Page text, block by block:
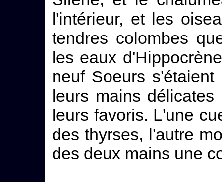
l'intérieur, et les
tendres colombes
les eaux
neuf Soeurs
leurs mains
leurs favoris. L'une
des thyrses, l'autre
des deux mains une